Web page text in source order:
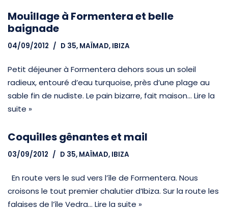
Mouillage à Formentera et belle
baignade
04/09/2012 D 35, MAÏMAD, IBIZA
Petit déjeuner à Formentera dehors sous un soleil
radieux, entouré d’eau turquoise, près d’une plage au
sable fin de nudiste. Le pain bizarre, fait maison… Lire la
suite »
Coquilles gênantes et mail
03/09/2012 D 35, MAÏMAD, IBIZA
En route vers le sud vers l’île de Formentera. Nous
croisons le tout premier chalutier d’Ibiza. Sur la route les
falaises de l’île Vedra… Lire la suite »